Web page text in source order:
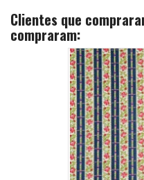
Clientes que
compraram: